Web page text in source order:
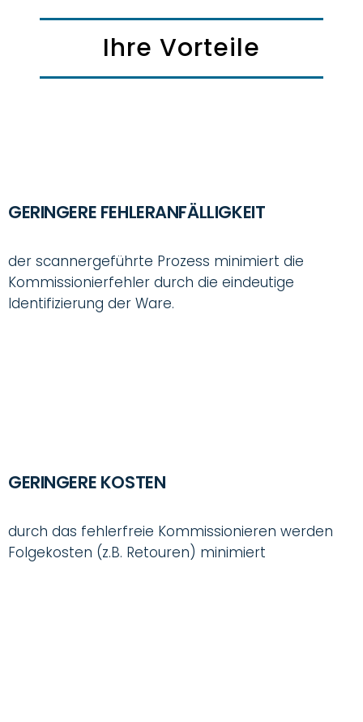
Ihre Vorteile
GERINGERE FEHLERANFÄLLIGKEIT
der scannergeführte Prozess minimiert die
Kommissionierfehler durch die eindeutige
Identifizierung der Ware.
GERINGERE KOSTEN
durch das fehlerfreie Kommissionieren werden
Folgekosten (z.B. Retouren) minimiert